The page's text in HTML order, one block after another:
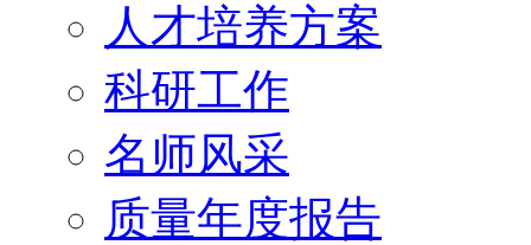
人才培养方案
科研工作
名师风采
质量年度报告